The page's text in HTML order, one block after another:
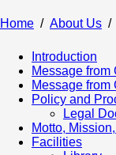
Home About Us
Introduction
Message from
Message from
Policy and
Legal
Motto,
Facilities